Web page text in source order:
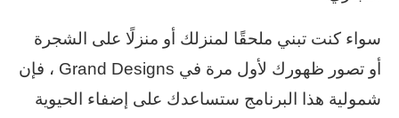
سواء كنت تبني ملحقًا لمنزلك أو منزلًا على الشجرة
أو تصور ظهورك لأول مرة في Grand Designs ، فإن
شمولية هذا البرنامج ستساعدك على إضفاء الحيوية